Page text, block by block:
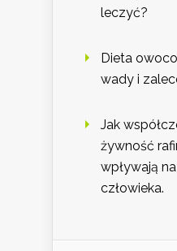
leczyć?
Dieta
wady i
Jak
żywność
wpływają
człowieka.